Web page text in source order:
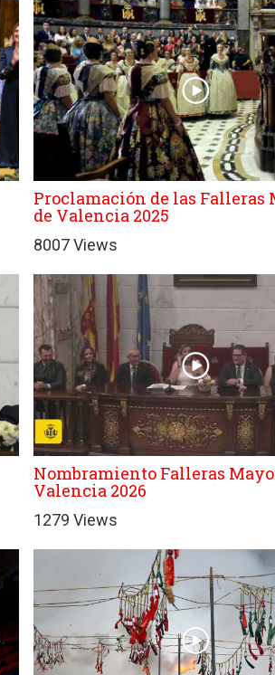
Proclamación de las Falleras
de Valencia 2025
8007 Views
Nombramiento Falleras
Valencia 2026
1279 Views